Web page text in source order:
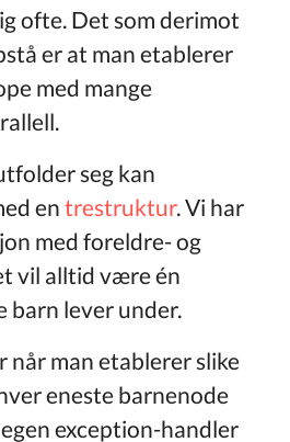
ofte. Det som derimot
er at man etablerer
med mange
seg kan
entrestruktur. Vi har
med foreldre- og
vil alltid være én
barn lever under.
når man etablerer slike
eneste barnenode
exception-handler